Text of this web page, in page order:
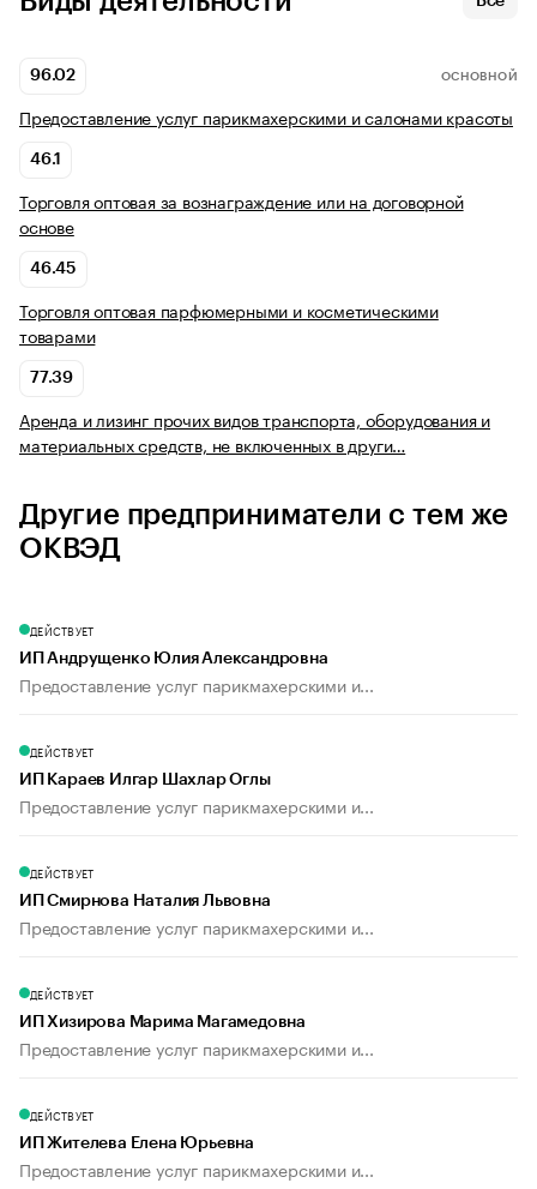
96.02 ОСНОВНОЙ
Предоставление услуг парикмахерскими и салонами красоты
46.1
Торговля оптовая за вознаграждение или на договорной
основе
46.45
Торговля оптовая парфюмерными и косметическими
товарами
77.39
Аренда и лизинг прочих видов транспорта, оборудования и
материальных средств, не включенных в други…
Другие предприниматели с тем же
ОКВЭД
ДЕЙСТВУЕТ
ИП Андрущенко Юлия Александровна
Предоставление услуг парикмахерскими и...
ДЕЙСТВУЕТ
ИП Караев Илгар Шахлар Оглы
Предоставление услуг парикмахерскими и...
ДЕЙСТВУЕТ
ИП Смирнова Наталия Львовна
Предоставление услуг парикмахерскими и...
ДЕЙСТВУЕТ
ИП Хизирова Марима Магамедовна
Предоставление услуг парикмахерскими и...
ДЕЙСТВУЕТ
ИП Жителева Елена Юрьевна
Предоставление услуг парикмахерскими и...